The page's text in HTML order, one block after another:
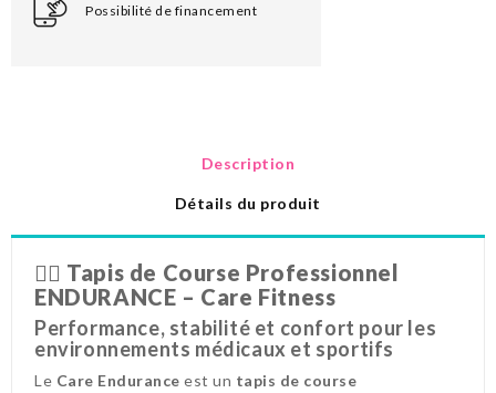
Possibilité de financement
Description
Détails du produit
🏃‍♂️ Tapis de Course Professionnel
ENDURANCE – Care Fitness
Performance, stabilité et confort pour les
environnements médicaux et sportifs
Le Care Endurance est un tapis de course